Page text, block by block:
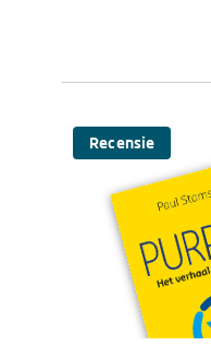
Recensie